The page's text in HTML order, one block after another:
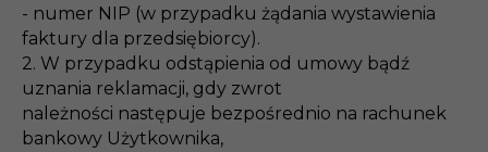
- numer NIP (w przypadku żądania wystawienia
faktury dla przedsiębiorcy).
2. W przypadku odstąpienia od umowy bądź
uznania reklamacji, gdy zwrot
należności następuje bezpośrednio na rachunek
bankowy Użytkownika,